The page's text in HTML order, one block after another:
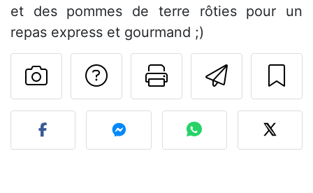
et des pommes de terre rôties pour un
repas express et gourmand ;)
Imprimer
Poser une
Publier votre photo de